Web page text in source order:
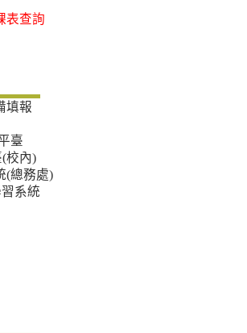
表查詢
填報
臺
校內)
(總務處)
系統